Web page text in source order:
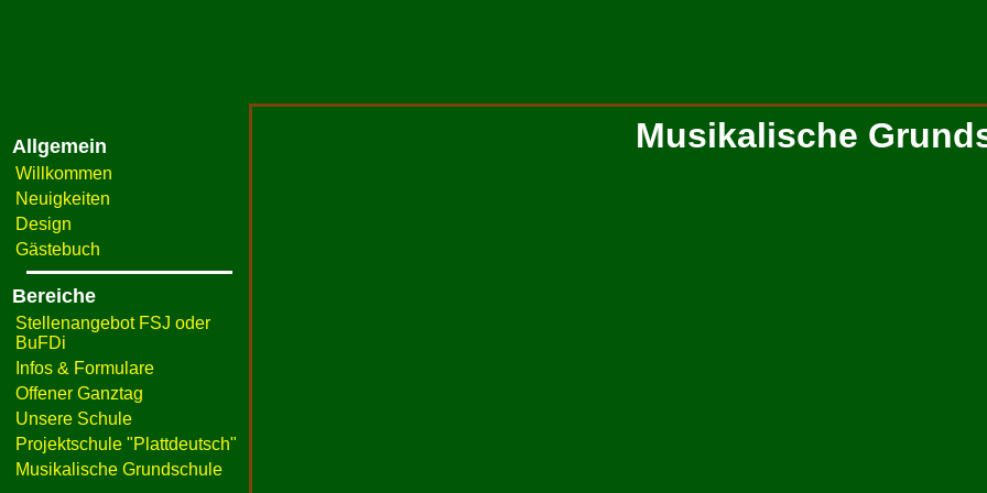
Allgemein
Willkommen
Neuigkeiten
Design
Gästebuch
Bereiche
Stellenangebot FSJ oder
BuFDi
Infos & Formulare
Offener Ganztag
Unsere Schule
Projektschule "Plattdeutsch"
Musikalische Grundschule
Musikalische